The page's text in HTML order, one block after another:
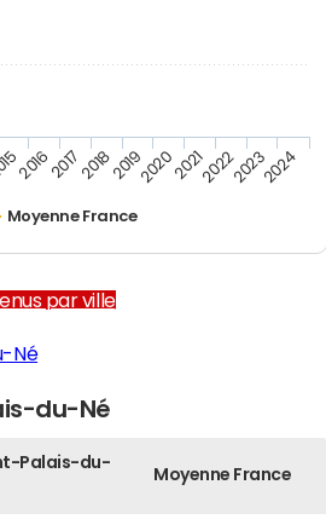
Moyenne France
201620172018201920202021202220232024
par ville
Né
du-Né
Palais-du-
Moyenne France